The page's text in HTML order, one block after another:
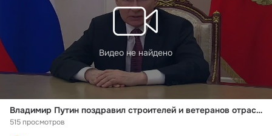
Видео не найдено
Владимир Путин поздравил строителей и ветеранов отрасли с профессиональным праздником
515 просмотров